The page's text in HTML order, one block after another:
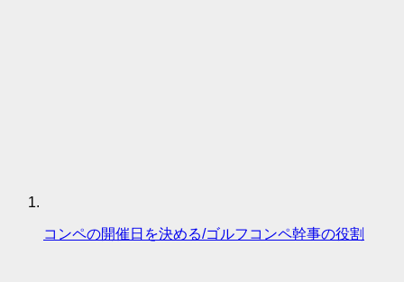
コンペの開催日を決める/ゴルフコンペ幹事の役割